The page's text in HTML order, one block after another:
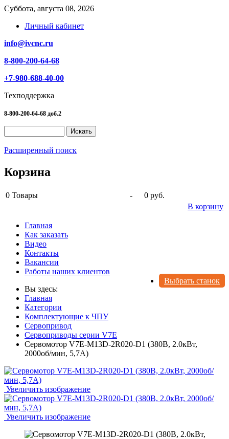
Суббота, августа 08, 2026
Личный кабинет
info@ivcnc.ru
8-800-200-64-68
+7-980-688-40-00
Техподдержка
8-800-200-64-68 доб.2
Расширенный поиск
Корзина
0 Товары -
0 руб.
В корзину
Главная
Как заказать
Видео
Контакты
Вакансии
Работы наших клиентов
Выбрать станок
Вы здесь:
Главная
Категории
Комплектующие к ЧПУ
Сервопривод
Сервоприводы серии V7E
Сервомотор V7E-M13D-2R020-D1 (380В, 2.0кВт,
2000об/мин, 5,7А)
Увеличить изображение
Увеличить изображение